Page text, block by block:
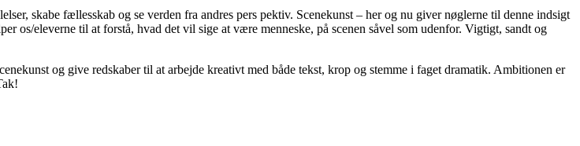
skabe fællesskab og se verden fra andres pers pektiv. Scenekunst – her og nu giver nøglerne til denne indsigt
os/eleverne til at forstå, hvad det vil sige at være menneske, på scenen såvel som udenfor. Vigtigt, sandt og
og give redskaber til at arbejde kreativt med både tekst, krop og stemme i faget dramatik. Ambitionen er